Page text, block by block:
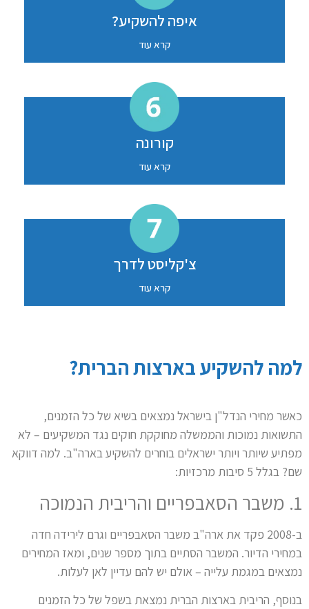
איפה להשקיע?
קרא עוד
קורונה
קרא עוד
צ'קליסט לדרך
קרא עוד
למה להשקיע בארצות הברית?
כאשר מחירי הנדל"ן בישראל נמצאים בשיא של כל הזמנים,
התשואות נמוכות והממשלה מחוקקת חוקים נגד המשקיעים – לא
מפתיע שיותר ויותר ישראלים בוחרים להשקיע בארה"ב. למה דווקא
שם? בגלל 5 סיבות מרכזיות:
1. משבר הסאבפריים והריבית הנמוכה
ב-2008 פקד את ארה"ב משבר הסאבפריים וגרם לירידה חדה
במחירי הדיור. המשבר הסתיים בתוך מספר שנים, ומאז המחירים
נמצאים במגמת עלייה – אולם יש להם עדיין לאן לעלות.
בנוסף, הריבית בארצות הברית נמצאת בשפל של כל הזמנים